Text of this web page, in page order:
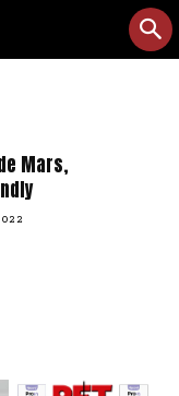
Mars,